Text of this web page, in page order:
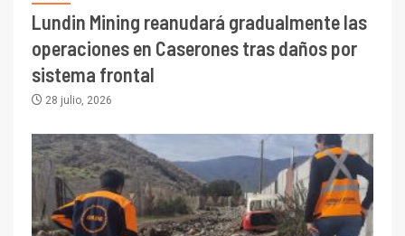
Lundin Mining reanudará gradualmente las
operaciones en Caserones tras daños por
sistema frontal
28 julio, 2026